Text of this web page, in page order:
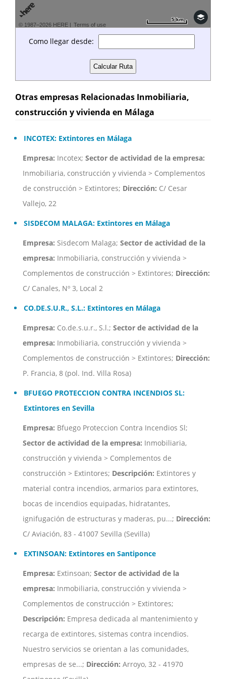
© 1987–2026 HERE | Terms of use
5 km
5 km
Como llegar desde:
Otras empresas Relacionadas Inmobiliaria,
construcción y vivienda en Málaga
INCOTEX: Extintores en Málaga
Empresa: Incotex; Sector de actividad de la empresa:
Inmobiliaria, construcción y vivienda > Complementos
de construcción > Extintores; Dirección: C/ Cesar
Vallejo, 22
SISDECOM MALAGA: Extintores en Málaga
Empresa: Sisdecom Malaga; Sector de actividad de la
empresa: Inmobiliaria, construcción y vivienda >
Complementos de construcción > Extintores; Dirección:
C/ Canales, Nº 3, Local 2
CO.DE.S.U.R., S.L.: Extintores en Málaga
Empresa: Co.de.s.u.r., S.l.; Sector de actividad de la
empresa: Inmobiliaria, construcción y vivienda >
Complementos de construcción > Extintores; Dirección:
P. Francia, 8 (pol. Ind. Villa Rosa)
BFUEGO PROTECCION CONTRA INCENDIOS SL:
Extintores en Sevilla
Empresa: Bfuego Proteccion Contra Incendios Sl;
Sector de actividad de la empresa: Inmobiliaria,
construcción y vivienda > Complementos de
construcción > Extintores; Descripción: Extintores y
material contra incendios, armarios para extintores,
bocas de incendios equipadas, hidratantes,
ignifugación de estructuras y maderas, pu...; Dirección:
C/ Aviación, 83 - 41007 Sevilla (Sevilla)
EXTINSOAN: Extintores en Santiponce
Empresa: Extinsoan; Sector de actividad de la
empresa: Inmobiliaria, construcción y vivienda >
Complementos de construcción > Extintores;
Descripción: Empresa dedicada al mantenimiento y
recarga de extintores, sistemas contra incendios.
Nuestro servicios se orientan a las comunidades,
empresas de se...; Dirección: Arroyo, 32 - 41970